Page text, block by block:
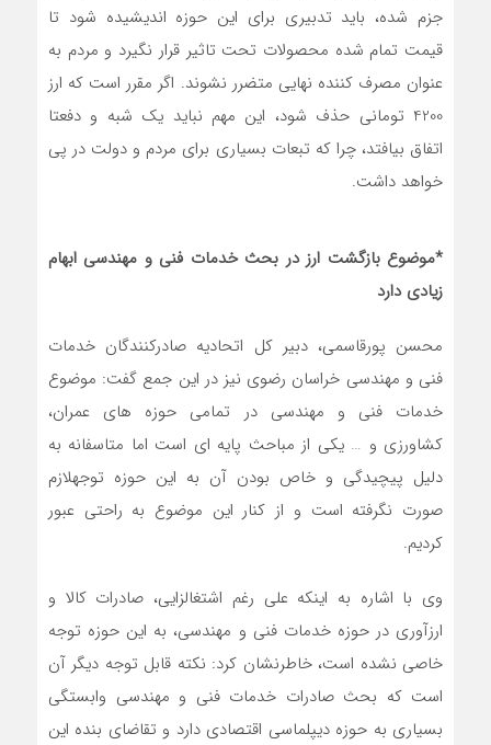
جزم شده، باید تدبیری برای این حوزه اندیشیده شود تا
قیمت تمام شده محصولات تحت تاثیر قرار نگیرد و مردم به
عنوان مصرف کننده نهایی متضرر نشوند. اگر مقرر است که ارز
4200 تومانی حذف شود، این مهم نباید یک شبه و دفعتا
اتفاق بیافتد، چرا که تبعات بسیاری برای مردم و دولت در پی
خواهد داشت.
*موضوع بازگشت ارز در بحث خدمات فنی و مهندسی ابهام
زیادی دارد
محسن پورقاسمی، دبیر کل اتحادیه صادرکنندگان خدمات
فنی و مهندسی خراسان رضوی نیز در این جمع گفت: موضوع
خدمات فنی و مهندسی در تمامی حوزه های عمران،
کشاورزی و … یکی از مباحث پایه ای است اما متاسفانه به
دلیل پیچیدگی و خاص بودن آن به این حوزه توجهلازم
صورت نگرفته است و از کنار این موضوع به راحتی عبور
کردیم.
وی با اشاره به اینکه علی رغم اشتغالزایی، صادرات کالا و
ارزآوری در حوزه خدمات فنی و مهندسی، به این حوزه توجه
خاصی نشده است، خاطرنشان کرد: نکته قابل توجه دیگر آن
است که بحث صادرات خدمات فنی و مهندسی وابستگی
بسیاری به حوزه دیپلماسی اقتصادی دارد و تقاضای بنده این